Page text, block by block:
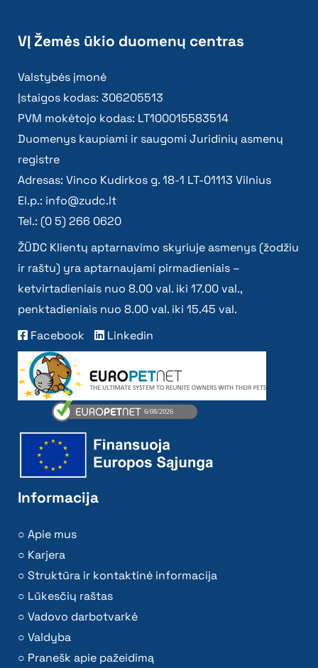
VĮ Žemės ūkio duomenų centras
Valstybės įmonė
Įstaigos kodas: 306205513
PVM mokėtojo kodas: LT100015583514
Duomenys kaupiami ir saugomi Juridinių asmenų
registre
Adresas: Vinco Kudirkos g. 18-1 LT-01113 Vilnius
El.p.: info@zudc.lt
Tel.: (0 5) 266 0620
ŽŪDC Klientų aptarnavimo skyriuje asmenys (žodžiu
ir raštu) yra aptarnaujami pirmadieniais –
ketvirtadieniais nuo 8.00 val. iki 17.00 val.,
penktadieniais nuo 8.00 val. iki 15.45 val.
Facebook
Linkedin
Informacija
Apie mus
Karjera
Struktūra ir kontaktinė informacija
Lūkesčių raštas
Vadovo darbotvarkė
Valdyba
Pranešk apie pažeidimą